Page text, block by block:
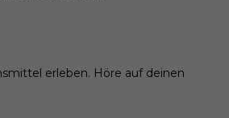
erleben. Höre auf deinen